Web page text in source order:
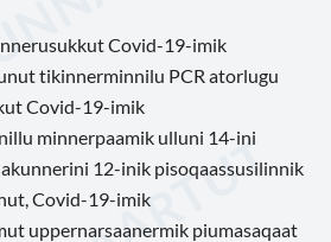
Covid-19-imik
tikinnerminnilu PCR atorlugu
Covid-19-imik
minnerpaamik ulluni 14-ini
12-inik pisoqaassusilinnik
Covid-19-imik
uppernarsaanermik piumasaqaat